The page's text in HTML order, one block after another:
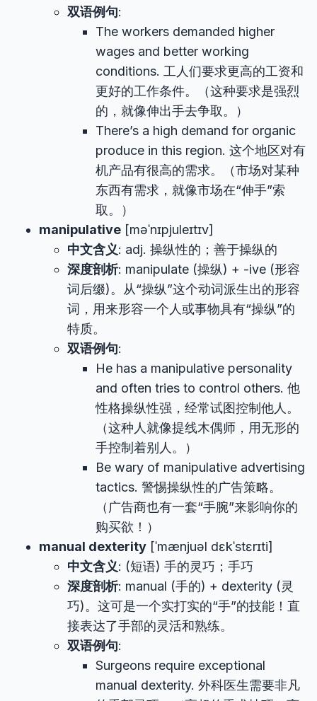
双语例句:
The workers demanded higher
wages and better working
conditions. 工人们要求更高的工资和
更好的工作条件。（这种要求是强烈
的，就像伸出手去争取。）
There’s a high demand for organic
produce in this region. 这个地区对有
机产品有很高的需求。（市场对某种
东西有需求，就像市场在“伸手”索
取。）
manipulative [məˈnɪpjuleɪtɪv]
中文含义: adj. 操纵性的；善于操纵的
深度剖析: manipulate (操纵) + -ive (形容
词后缀)。从“操纵”这个动词派生出的形容
词，用来形容一个人或事物具有“操纵”的
特质。
双语例句:
He has a manipulative personality
and often tries to control others. 他
性格操纵性强，经常试图控制他人。
（这种人就像提线木偶师，用无形的
手控制着别人。）
Be wary of manipulative advertising
tactics. 警惕操纵性的广告策略。
（广告商也有一套“手腕”来影响你的
购买欲！）
manual dexterity [ˈmænjuəl dɛkˈstɛrɪti]
中文含义: (短语) 手的灵巧；手巧
深度剖析: manual (手的) + dexterity (灵
巧)。这可是一个实打实的“手”的技能！直
接表达了手部的灵活和熟练。
双语例句:
Surgeons require exceptional
manual dexterity. 外科医生需要非凡